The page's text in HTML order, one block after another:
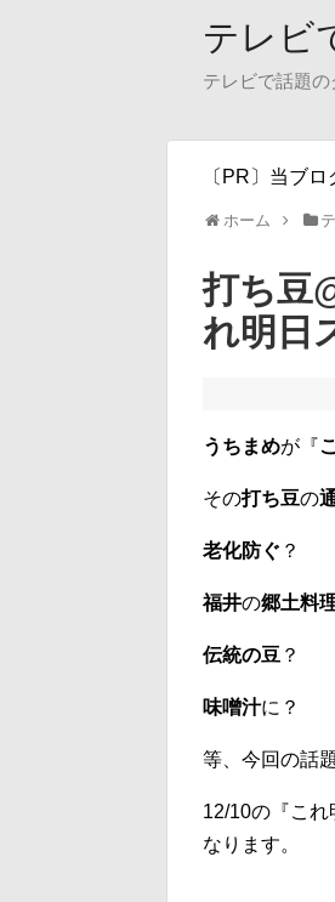
テレビ
テレビで話題
〔PR〕当ブ
ホーム
打ち豆
れ明日
うちまめが『
その打ち豆の
老化防ぐ ？
福井の郷土料
伝統の豆 ？
味噌汁に？
等、今回の話
12/10の『こ
なります。